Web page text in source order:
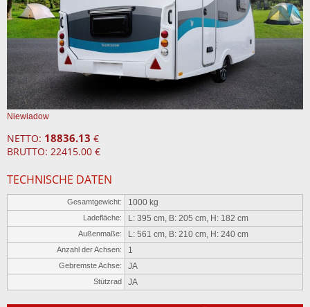
Niewiadow
NETTO: 18836.13 €
BRUTTO: 22415.00 €
TECHNISCHE DATEN
Gesamtgewicht: 1000 kg
Ladefläche: L: 395 cm, B: 205 cm, H: 182 cm
Außenmaße: L: 561 cm, B: 210 cm, H: 240 cm
Anzahl der Achsen: 1
Gebremste Achse: JA
Stützrad JA